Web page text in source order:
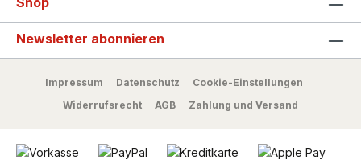
Newsletter abonnieren
Impressum Datenschutz
Cookie-Einstellungen
Widerrufsrecht
AGB Zahlung und Versand